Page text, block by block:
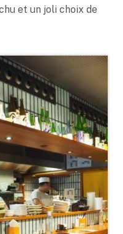
et un joli choix de